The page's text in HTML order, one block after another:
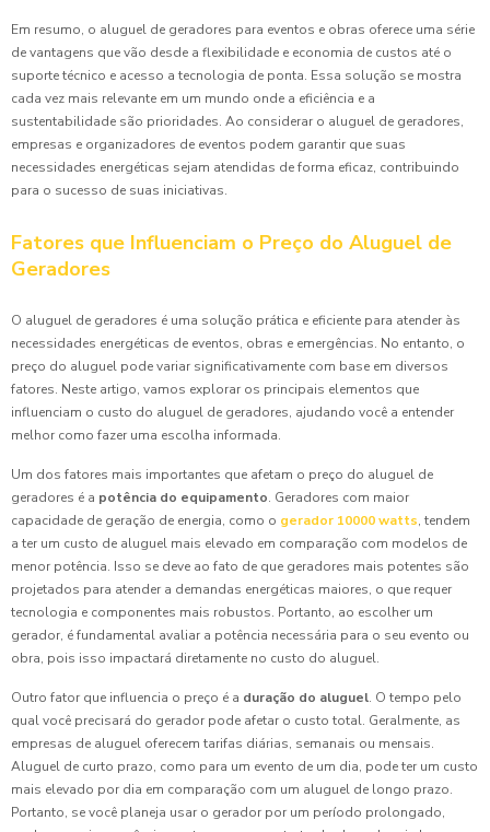
Em resumo, o aluguel de geradores para eventos e obras oferece uma série
de vantagens que vão desde a flexibilidade e economia de custos até o
suporte técnico e acesso a tecnologia de ponta. Essa solução se mostra
cada vez mais relevante em um mundo onde a eficiência e a
sustentabilidade são prioridades. Ao considerar o aluguel de geradores,
empresas e organizadores de eventos podem garantir que suas
necessidades energéticas sejam atendidas de forma eficaz, contribuindo
para o sucesso de suas iniciativas.
Fatores que Influenciam o Preço do Aluguel de
Geradores
O aluguel de geradores é uma solução prática e eficiente para atender às
necessidades energéticas de eventos, obras e emergências. No entanto, o
preço do aluguel pode variar significativamente com base em diversos
fatores. Neste artigo, vamos explorar os principais elementos que
influenciam o custo do aluguel de geradores, ajudando você a entender
melhor como fazer uma escolha informada.
Um dos fatores mais importantes que afetam o preço do aluguel de
geradores é a potência do equipamento. Geradores com maior
capacidade de geração de energia, como o gerador 10000 watts, tendem
a ter um custo de aluguel mais elevado em comparação com modelos de
menor potência. Isso se deve ao fato de que geradores mais potentes são
projetados para atender a demandas energéticas maiores, o que requer
tecnologia e componentes mais robustos. Portanto, ao escolher um
gerador, é fundamental avaliar a potência necessária para o seu evento ou
obra, pois isso impactará diretamente no custo do aluguel.
Outro fator que influencia o preço é a duração do aluguel. O tempo pelo
qual você precisará do gerador pode afetar o custo total. Geralmente, as
empresas de aluguel oferecem tarifas diárias, semanais ou mensais.
Aluguel de curto prazo, como para um evento de um dia, pode ter um custo
mais elevado por dia em comparação com um aluguel de longo prazo.
Portanto, se você planeja usar o gerador por um período prolongado,